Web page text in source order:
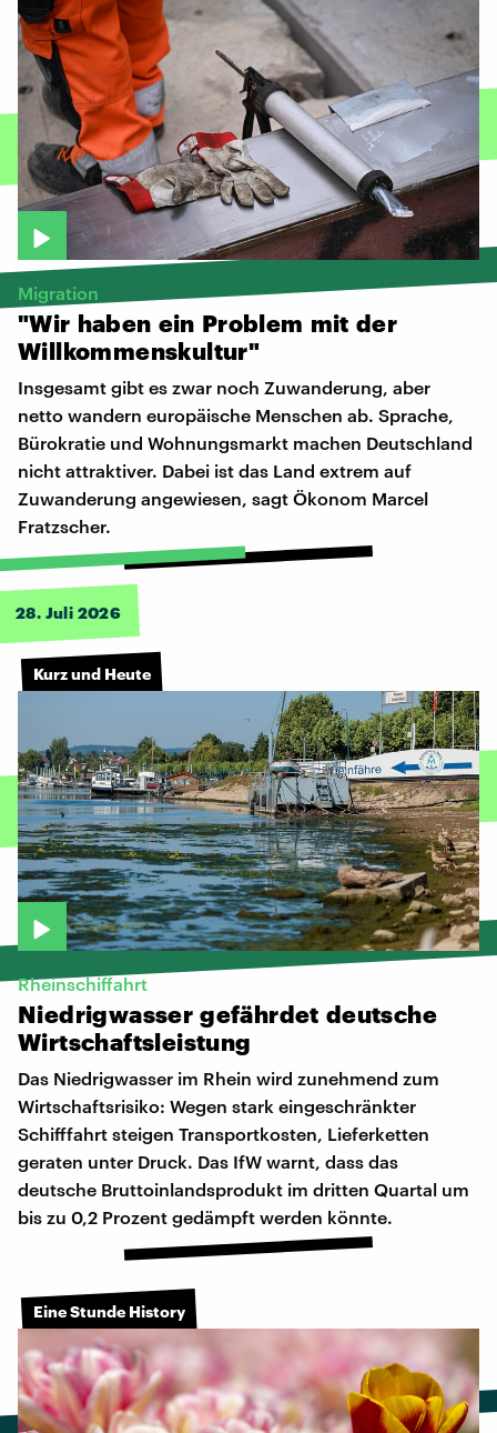
Migration
"Wir haben ein Problem mit der
Willkommenskultur"
Insgesamt gibt es zwar noch Zuwanderung, aber
netto wandern europäische Menschen ab. Sprache,
Bürokratie und Wohnungsmarkt machen Deutschland
nicht attraktiver. Dabei ist das Land extrem auf
Zuwanderung angewiesen, sagt Ökonom Marcel
Fratzscher.
28. Juli 2026
Kurz und Heute
Rheinschiffahrt
Niedrigwasser gefährdet deutsche
Wirtschaftsleistung
Das Niedrigwasser im Rhein wird zunehmend zum
Wirtschaftsrisiko: Wegen stark eingeschränkter
Schifffahrt steigen Transportkosten, Lieferketten
geraten unter Druck. Das IfW warnt, dass das
deutsche Bruttoinlandsprodukt im dritten Quartal um
bis zu 0,2 Prozent gedämpft werden könnte.
Eine Stunde History